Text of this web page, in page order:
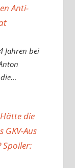
Anti-
Jahren bei
die
Aus